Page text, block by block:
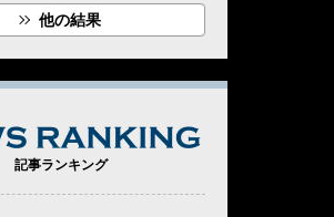
他の結果
記事ランキング